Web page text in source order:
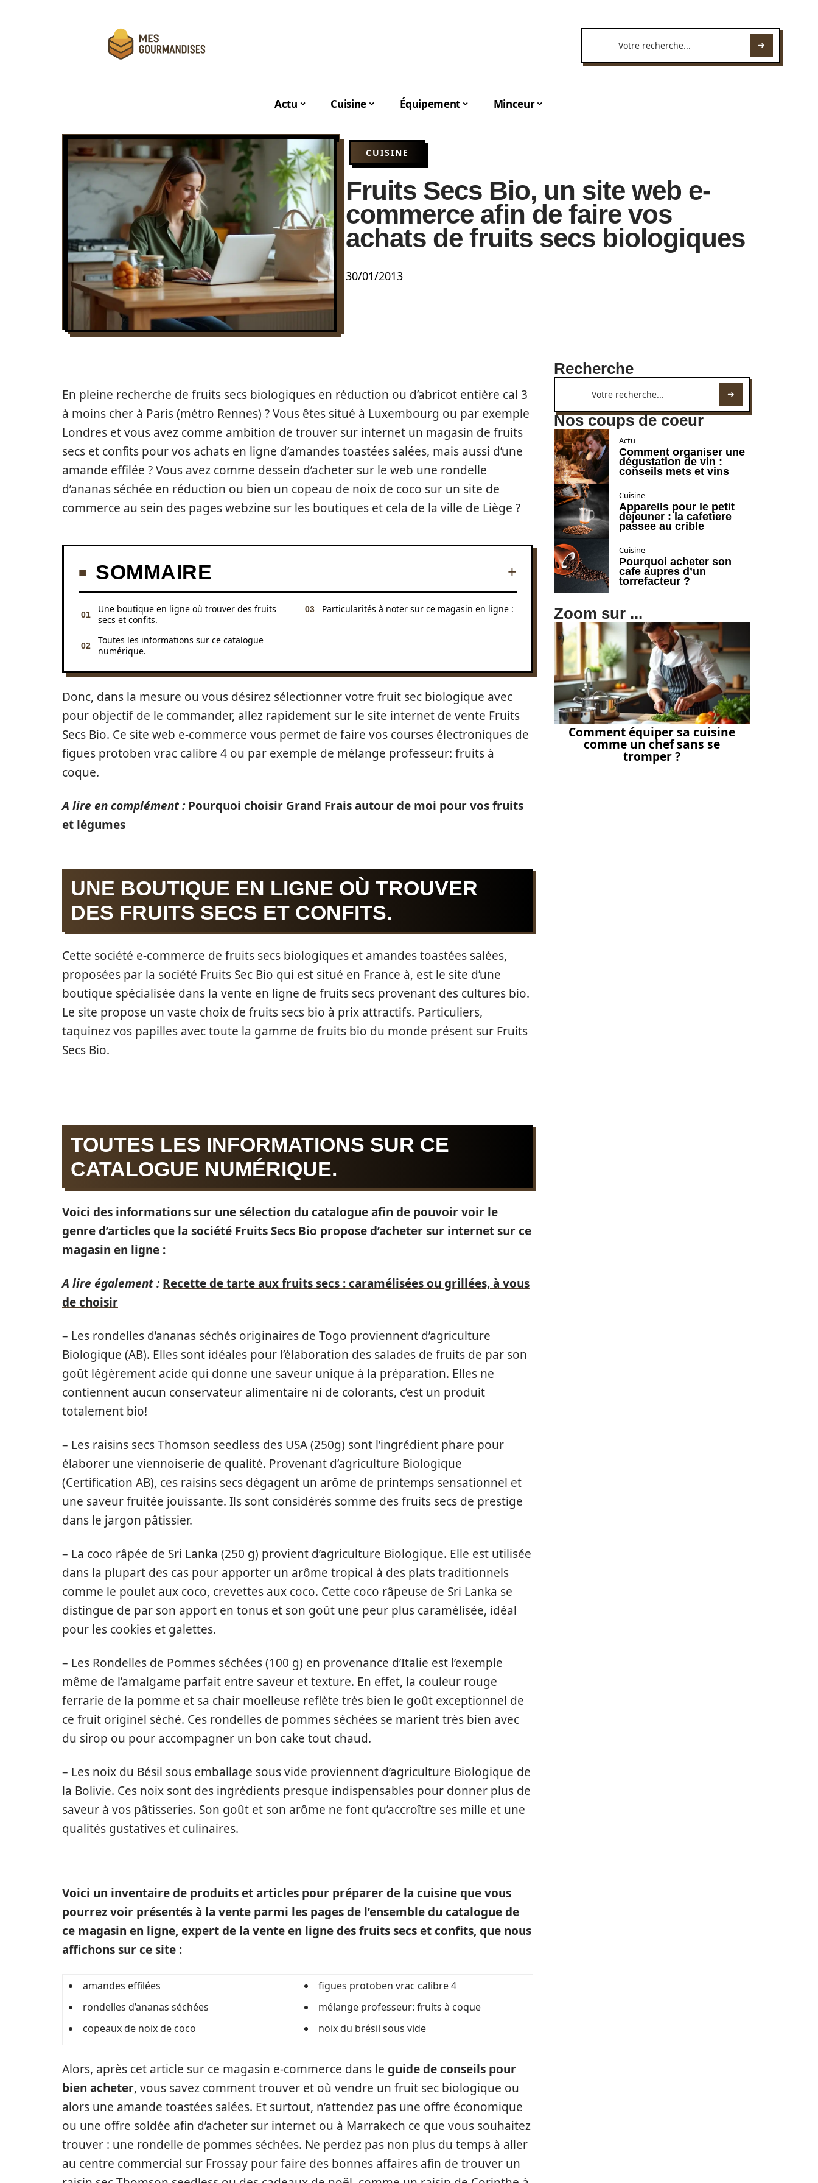
Actu Cuisine Équipement Minceur
CUISINE
Fruits Secs Bio, un site web e-
commerce afin de faire vos
achats de fruits secs biologiques
30/01/2013
En pleine recherche de fruits secs biologiques en réduction ou d’abricot entière cal 3
à moins cher à Paris (métro Rennes) ? Vous êtes situé à Luxembourg ou par exemple
Londres et vous avez comme ambition de trouver sur internet un magasin de fruits
secs et confits pour vos achats en ligne d’amandes toastées salées, mais aussi d’une
amande effilée ? Vous avez comme dessein d’acheter sur le web une rondelle
d’ananas séchée en réduction ou bien un copeau de noix de coco sur un site de
commerce au sein des pages webzine sur les boutiques et cela de la ville de Liège ?
SOMMAIRE
Une boutique en ligne où trouver des fruits
secs et confits.
Toutes les informations sur ce catalogue
numérique.
Particularités à noter sur ce magasin en ligne :
Donc, dans la mesure ou vous désirez sélectionner votre fruit sec biologique avec
pour objectif de le commander, allez rapidement sur le site internet de vente Fruits
Secs Bio. Ce site web e-commerce vous permet de faire vos courses électroniques de
figues protoben vrac calibre 4 ou par exemple de mélange professeur: fruits à
coque.
A lire en complément : Pourquoi choisir Grand Frais autour de moi pour vos fruits
et légumes
UNE BOUTIQUE EN LIGNE OÙ TROUVER
DES FRUITS SECS ET CONFITS.
Cette société e-commerce de fruits secs biologiques et amandes toastées salées,
proposées par la société Fruits Sec Bio qui est situé en France à, est le site d’une
boutique spécialisée dans la vente en ligne de fruits secs provenant des cultures bio.
Le site propose un vaste choix de fruits secs bio à prix attractifs. Particuliers,
taquinez vos papilles avec toute la gamme de fruits bio du monde présent sur Fruits
Secs Bio.
TOUTES LES INFORMATIONS SUR CE
CATALOGUE NUMÉRIQUE.
Voici des informations sur une sélection du catalogue afin de pouvoir voir le
genre d’articles que la société Fruits Secs Bio propose d’acheter sur internet sur ce
magasin en ligne :
A lire également : Recette de tarte aux fruits secs : caramélisées ou grillées, à vous
de choisir
– Les rondelles d’ananas séchés originaires de Togo proviennent d’agriculture
Biologique (AB). Elles sont idéales pour l’élaboration des salades de fruits de par son
goût légèrement acide qui donne une saveur unique à la préparation. Elles ne
contiennent aucun conservateur alimentaire ni de colorants, c’est un produit
totalement bio!
– Les raisins secs Thomson seedless des USA (250g) sont l’ingrédient phare pour
élaborer une viennoiserie de qualité. Provenant d’agriculture Biologique
(Certification AB), ces raisins secs dégagent un arôme de printemps sensationnel et
une saveur fruitée jouissante. Ils sont considérés somme des fruits secs de prestige
dans le jargon pâtissier.
– La coco râpée de Sri Lanka (250 g) provient d’agriculture Biologique. Elle est utilisée
dans la plupart des cas pour apporter un arôme tropical à des plats traditionnels
comme le poulet aux coco, crevettes aux coco. Cette coco râpeuse de Sri Lanka se
distingue de par son apport en tonus et son goût une peur plus caramélisée, idéal
pour les cookies et galettes.
– Les Rondelles de Pommes séchées (100 g) en provenance d’Italie est l’exemple
même de l’amalgame parfait entre saveur et texture. En effet, la couleur rouge
ferrarie de la pomme et sa chair moelleuse reflète très bien le goût exceptionnel de
ce fruit originel séché. Ces rondelles de pommes séchées se marient très bien avec
du sirop ou pour accompagner un bon cake tout chaud.
– Les noix du Bésil sous emballage sous vide proviennent d’agriculture Biologique de
la Bolivie. Ces noix sont des ingrédients presque indispensables pour donner plus de
saveur à vos pâtisseries. Son goût et son arôme ne font qu’accroître ses mille et une
qualités gustatives et culinaires.
Voici un inventaire de produits et articles pour préparer de la cuisine que vous
pourrez voir présentés à la vente parmi les pages de l’ensemble du catalogue de
ce magasin en ligne, expert de la vente en ligne des fruits secs et confits, que nous
affichons sur ce site :
amandes effilées
rondelles d’ananas séchées
copeaux de noix de coco
figues protoben vrac calibre 4
mélange professeur: fruits à coque
noix du brésil sous vide
Alors, après cet article sur ce magasin e-commerce dans le guide de conseils pour
bien acheter, vous savez comment trouver et où vendre un fruit sec biologique ou
alors une amande toastées salées. Et surtout, n’attendez pas une offre économique
ou une offre soldée afin d’acheter sur internet ou à Marrakech ce que vous souhaitez
trouver : une rondelle de pommes séchées. Ne perdez pas non plus du temps à aller
au centre commercial sur Frossay pour faire des bonnes affaires afin de trouver un
Recherche
Nos coups de coeur
Actu
Comment organiser une
dégustation de vin :
conseils mets et vins
Cuisine
Appareils pour le petit
dejeuner : la cafetiere
passee au crible
Cuisine
Pourquoi acheter son
cafe aupres d’un
torrefacteur ?
Zoom sur ...
Comment équiper sa cuisine
comme un chef sans se
tromper ?